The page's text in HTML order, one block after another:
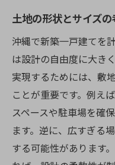
土地の形状とサイズ
沖縄で新築一戸建てを
は設計の自由度に大き
実現するためには、敷
ことが重要です。例え
スペースや駐車場を確
ます。逆に、広すぎる
する可能性があります